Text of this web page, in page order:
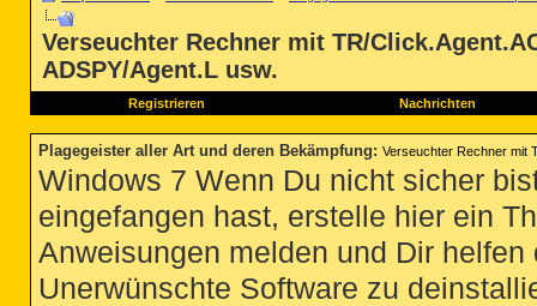
Verseuchter Rechner mit TR/
ADSPY/Agent.L usw.
Registrieren Nachrichten
Plagegeister aller Art und deren Bekämpfung: Verseuchter Rechner mit
Windows 7 Wenn Du nicht sicher
eingefangen hast, erstelle hier ein
Anweisungen melden und Dir
Unerwünschte Software zu